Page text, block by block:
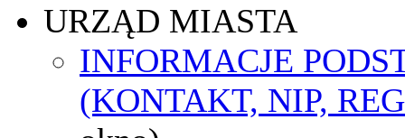
URZĄD MIASTA
INFORMACJE
(KONTAKT, NIP,